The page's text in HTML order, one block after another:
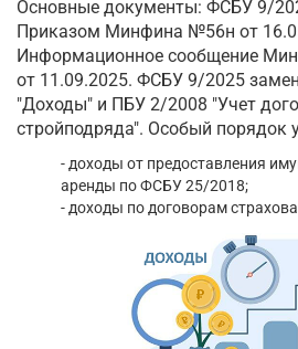
Основные документы: ФСБУ 9/
Приказом Минфина №56н от
Информационное сообщение
от 11.09.2025. ФСБУ 9/2025
"Доходы" и ПБУ 2/2008 "Учет
стройподряда". Особый порядок
- доходы от предоставления
аренды по ФСБУ 25/2018;
- доходы по договорам